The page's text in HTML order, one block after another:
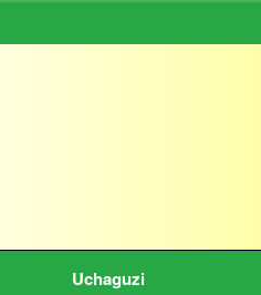
Uchaguzi